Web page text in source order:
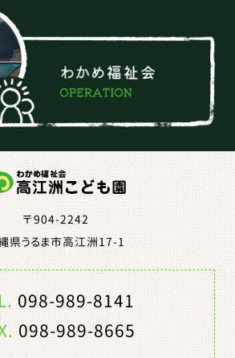
〒904-2242
県うるま市高江洲17-1
098-989-8141
098-989-8665